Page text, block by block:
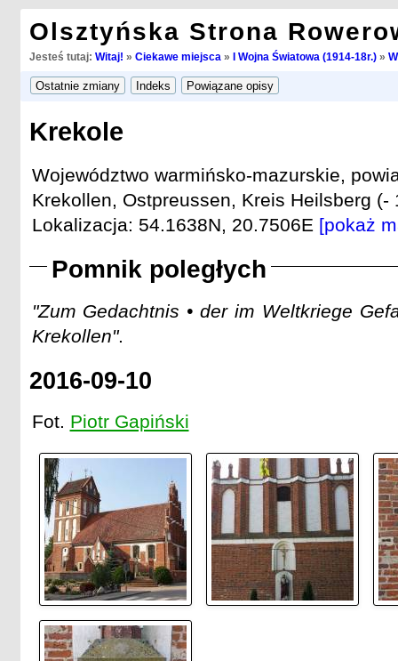
Olsztyńska Strona
Jesteś tutaj: Witaj! » Ciekawe miejsca » I Wojna Światowa (1914-18r.)»
Krekole
Województwo warmińsko-mazurskie,
Krekollen, Ostpreussen, Kreis Heilsberg (-
Lokalizacja: 54.1638N, 20.7506E [pokaż
Pomnik poległych
"Zum Gedachtnis • der im Weltkriege
Krekollen".
2016-09-10
Fot. Piotr Gapiński